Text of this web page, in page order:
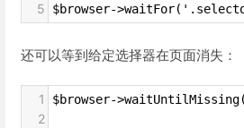
5 $browser-
还可以等到给定选择器在页面消失：
1 $browser-
2